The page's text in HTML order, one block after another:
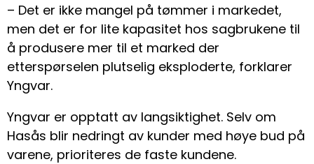
– Det er ikke mangel på tømmer i markedet,
men det er for lite kapasitet hos sagbrukene til
å produsere mer til et marked der
etterspørselen plutselig eksploderte, forklarer
Yngvar.
Yngvar er opptatt av langsiktighet. Selv om
Hasås blir nedringt av kunder med høye bud på
varene, prioriteres de faste kundene.